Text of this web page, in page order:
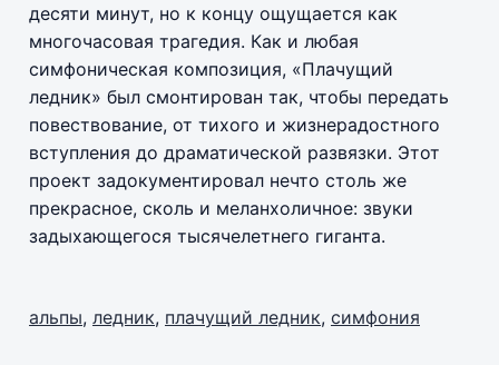
десяти минут, но к концу ощущается как
многочасовая трагедия. Как и любая
симфоническая композиция, «Плачущий
ледник» был смонтирован так, чтобы передать
повествование, от тихого и жизнерадостного
вступления до драматической развязки. Этот
проект задокументировал нечто столь же
прекрасное, сколь и меланхоличное: звуки
задыхающегося тысячелетнего гиганта.
альпы, ледник, плачущий ледник, симфония